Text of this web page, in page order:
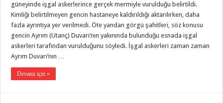
güneyinde işgal askerlerince gerçek mermiyle vurulduğu belirtildi.
Kimliği belirtilmeyen gencin hastaneye kaldırıldığı aktarılırken, daha
fazla ayrıntıya yer verilmedi. Öte yandan görgü şahitleri, söz konusu
gencin Ayrım (Utanç) Duvarı’nın yakınında bulunduğu esnada işgal
askerleri tarafından vurulduğunu söyledi. İşgal askerleri zaman zaman
Ayrım Duvarı’nın …
Devamı için »